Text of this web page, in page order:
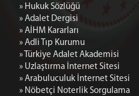
» Hukuk Sözlüğü
» Adalet Dergisi
» AİHM Kararları
» Adli Tıp Kurumu
» Türkiye Adalet Akademisi
» Uzlaştırma İnternet Sitesi
» Arabuluculuk İnternet Sitesi
» Nöbetçi Noterlik Sorgulama